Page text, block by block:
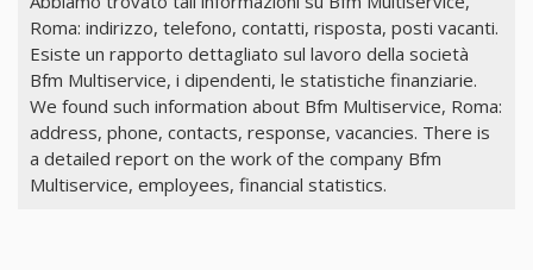
Roma: indirizzo, telefono, contatti, risposta, posti vacanti.
Esiste un rapporto dettagliato sul lavoro della società
Bfm Multiservice, i dipendenti, le statistiche finanziarie.
We found such information about Bfm Multiservice, Roma:
address, phone, contacts, response, vacancies. There is
a detailed report on the work of the company Bfm
Multiservice, employees, financial statistics.